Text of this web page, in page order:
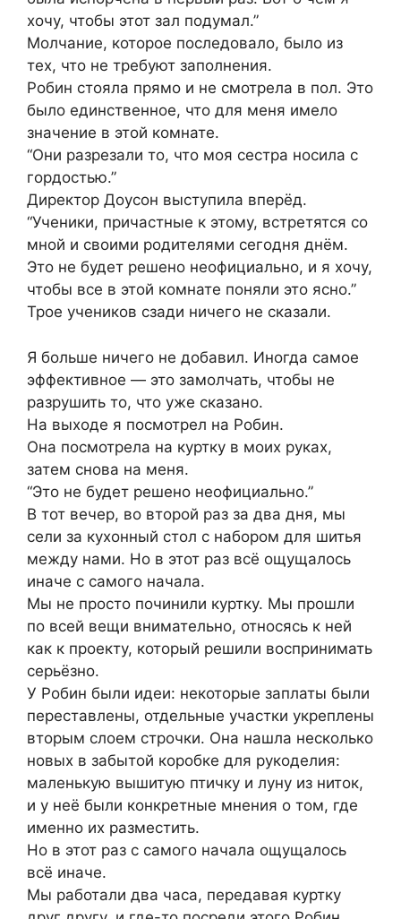
хочу, чтобы этот зал подумал.”
Молчание, которое последовало, было из
тех, что не требуют заполнения.
Робин стояла прямо и не смотрела в пол. Это
было единственное, что для меня имело
значение в этой комнате.
“Они разрезали то, что моя сестра носила с
гордостью.”
Директор Доусон выступила вперёд.
“Ученики, причастные к этому, встретятся со
мной и своими родителями сегодня днём.
Это не будет решено неофициально, и я хочу,
чтобы все в этой комнате поняли это ясно.”
Трое учеников сзади ничего не сказали.
Я больше ничего не добавил. Иногда самое
эффективное — это замолчать, чтобы не
разрушить то, что уже сказано.
На выходе я посмотрел на Робин.
Она посмотрела на куртку в моих руках,
затем снова на меня.
“Это не будет решено неофициально.”
В тот вечер, во второй раз за два дня, мы
сели за кухонный стол с набором для шитья
между нами. Но в этот раз всё ощущалось
иначе с самого начала.
Мы не просто починили куртку. Мы прошли
по всей вещи внимательно, относясь к ней
как к проекту, который решили воспринимать
серьёзно.
У Робин были идеи: некоторые заплаты были
переставлены, отдельные участки укреплены
вторым слоем строчки. Она нашла несколько
новых в забытой коробке для рукоделия:
маленькую вышитую птичку и луну из ниток,
и у неё были конкретные мнения о том, где
именно их разместить.
Но в этот раз с самого начала ощущалось
всё иначе.
Мы работали два часа, передавая куртку